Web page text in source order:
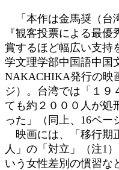
「本作は金馬奨（台
『観客投票による最
賞するほど幅広い支持
学文理学部中国語中国
NAKACHIKA発行の映
ジ）。台湾では「１９
ても約２０００人が処
った」（同上、16ペー
映画には、「移行期
人」の「対立」（注1
いう女性差別の慣習な